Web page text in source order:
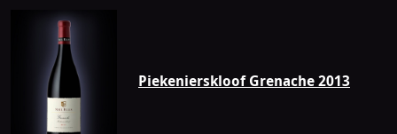
Piekenierskloof Grenache 2013